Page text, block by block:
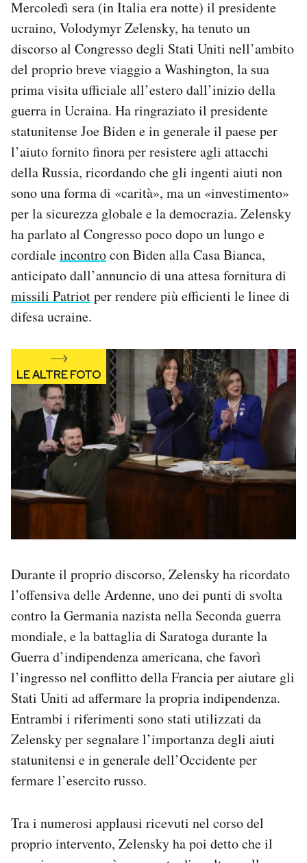
CALENDARIO
AREA PERSONALE
Area Personale
Newsletter
Regala il Post
Hai bisogno di aiuto?
Esci
Mercoledì sera (in Italia era notte) il presidente
ucraino, Volodymyr Zelensky, ha tenuto un
discorso al Congresso degli Stati Uniti nell’ambito
del proprio breve viaggio a Washington, la sua
prima visita ufficiale all’estero dall’inizio della
guerra in Ucraina. Ha ringraziato il presidente
statunitense Joe Biden e in generale il paese per
l’aiuto fornito finora per resistere agli attacchi
della Russia, ricordando che gli ingenti aiuti non
sono una forma di «carità», ma un «investimento»
per la sicurezza globale e la democrazia. Zelensky
ha parlato al Congresso poco dopo un lungo e
cordialeincontrocon Biden alla Casa Bianca,
anticipato dall’annuncio di una attesa fornitura di
missili Patriotper rendere più efficienti le linee di
difesa ucraine.
Durante il proprio discorso, Zelensky ha ricordato
l’offensiva delle Ardenne, uno dei punti di svolta
contro la Germania nazista nella Seconda guerra
mondiale, e la battaglia di Saratoga durante la
Guerra d’indipendenza americana, che favorì
l’ingresso nel conflitto della Francia per aiutare gli
Stati Uniti ad affermare la propria indipendenza.
Entrambi i riferimenti sono stati utilizzati da
Zelensky per segnalare l’importanza degli aiuti
statunitensi e in generale dell’Occidente per
fermare l’esercito russo.
Tra i numerosi applausi ricevuti nel corso del
proprio intervento, Zelensky ha poi detto che il